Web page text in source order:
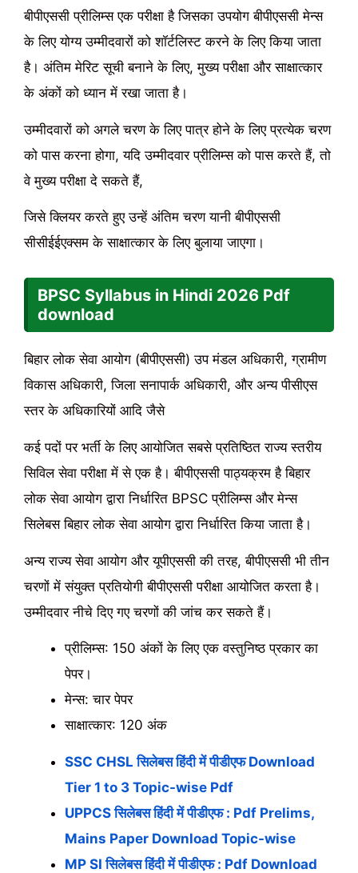
बीपीएससी प्रीलिम्स एक परीक्षा है जिसका उपयोग बीपीएससी मेन्स
के लिए योग्य उम्मीदवारों को शॉर्टलिस्ट करने के लिए किया जाता
है। अंतिम मेरिट सूची बनाने के लिए, मुख्य परीक्षा और साक्षात्कार
के अंकों को ध्यान में रखा जाता है।
उम्मीदवारों को अगले चरण के लिए पात्र होने के लिए प्रत्येक चरण
को पास करना होगा, यदि उम्मीदवार प्रीलिम्स को पास करते हैं, तो
वे मुख्य परीक्षा दे सकते हैं,
जिसे क्लियर करते हुए उन्हें अंतिम चरण यानी बीपीएससी
सीसीईईएक्सम के साक्षात्कार के लिए बुलाया जाएगा।
BPSC Syllabus in Hindi 2026 Pdf
download
बिहार लोक सेवा आयोग (बीपीएससी) उप मंडल अधिकारी, ग्रामीण
विकास अधिकारी, जिला सनापार्क अधिकारी, और अन्य पीसीएस
स्तर के अधिकारियों आदि जैसे
कई पदों पर भर्ती के लिए आयोजित सबसे प्रतिष्ठित राज्य स्तरीय
सिविल सेवा परीक्षा में से एक है। बीपीएससी पाठ्यक्रम है बिहार
लोक सेवा आयोग द्वारा निर्धारित BPSC प्रीलिम्स और मेन्स
सिलेबस बिहार लोक सेवा आयोग द्वारा निर्धारित किया जाता है।
अन्य राज्य सेवा आयोग और यूपीएससी की तरह, बीपीएससी भी तीन
चरणों में संयुक्त प्रतियोगी बीपीएससी परीक्षा आयोजित करता है।
उम्मीदवार नीचे दिए गए चरणों की जांच कर सकते हैं।
प्रीलिम्स: 150 अंकों के लिए एक वस्तुनिष्ठ प्रकार का
पेपर।
मेन्स: चार पेपर
साक्षात्कार: 120 अंक
SSC CHSL सिलेबस हिंदी में पीडीएफ Download
Tier 1 to 3 Topic-wise Pdf
UPPCS सिलेबस हिंदी में पीडीएफ : Pdf Prelims,
Mains Paper Download Topic-wise
MP SI सिलेबस हिंदी में पीडीएफ : Pdf Download